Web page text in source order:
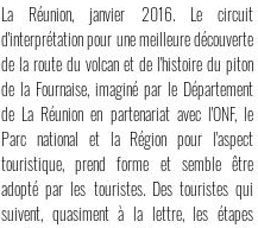
La Réunion, janvier 2016. Le circuit
d'interprétation pour une meilleure découverte
de la route du volcan et de l'histoire du piton
de la Fournaise, imaginé par le Département
de La Réunion en partenariat avec l'ONF, le
Parc national et la Région pour l'aspect
touristique, prend forme et semble être
adopté par les touristes. Des touristes qui
suivent, quasiment à la lettre, les étapes